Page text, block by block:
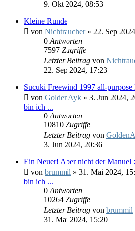
9. Okt 2024, 08:53
Kleine Runde
von Nichtraucher» 22. Sep
0 Antworten
7597 Zugriffe
Letzter Beitrag von
22. Sep 2024, 17:23
Sucuki Freewind 1997 all-purpose
von GoldenAyk » 3. Jun 2024,
bin ich ...
0 Antworten
10810 Zugriffe
Letzter Beitrag von
3. Jun 2024, 20:36
Ein Neuer! Aber nicht der Manuel
von brummil » 31. Mai 2024,
bin ich ...
0 Antworten
10264 Zugriffe
Letzter Beitrag von brummil
31. Mai 2024, 15:20